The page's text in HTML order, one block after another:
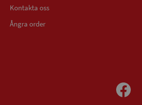
Kontakta oss
Ångra order